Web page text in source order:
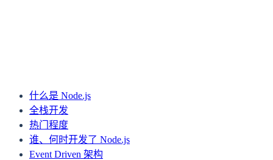
什么是 Node.js
全栈开发
热门程度
谁、何时开发了 Node.js
Event Driven 架构